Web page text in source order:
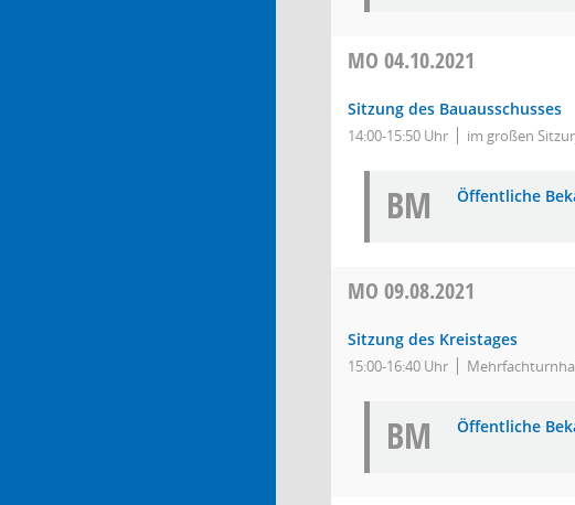
MO 04.10.2021
Sitzung des Bauausschusses
14:00-15:50 Uhr im großen
BM Öffentliche
MO 09.08.2021
Sitzung des Kreistages
15:00-16:40 Uhr
BM Öffentliche